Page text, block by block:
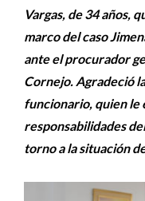
Vargas, de 34 años,
marco del caso
ante el procurador
Cornejo. Agradeció
funcionario, quien le
responsabilidades
torno a la situación